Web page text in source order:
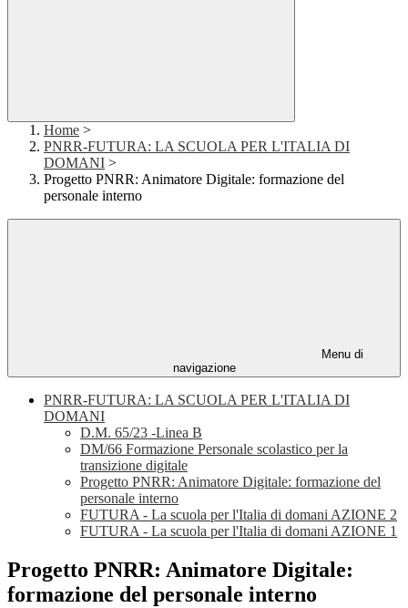
Home >
PNRR-FUTURA: LA SCUOLA PER L'ITALIA DI
DOMANI >
Progetto PNRR: Animatore Digitale: formazione del
personale interno
Menu di
navigazione
PNRR-FUTURA: LA SCUOLA PER L'ITALIA DI
DOMANI
D.M. 65/23 -Linea B
DM/66 Formazione Personale scolastico per la
transizione digitale
Progetto PNRR: Animatore Digitale: formazione del
personale interno
FUTURA - La scuola per l'Italia di domani AZIONE 2
FUTURA - La scuola per l'Italia di domani AZIONE 1
Progetto PNRR: Animatore Digitale:
formazione del personale interno